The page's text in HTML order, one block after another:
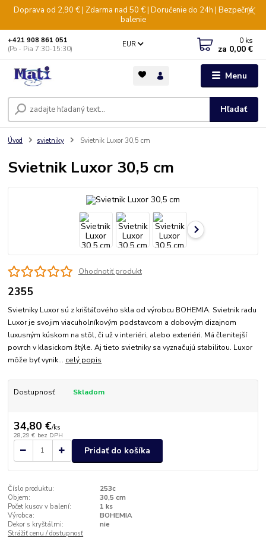
Doprava od 2,90 € | Zdarma nad 50 € | Doručenie do 24h | Bezpečné
balenie
Menu
EUR
Hľadať
+421 908 861 051
(Po - Pia 7:30-15:30)
0 ks
za 0,00 €
Úvod svietniky Svietnik Luxor 30,5 cm
Svietnik Luxor 30,5 cm
Ohodnotiť produkt
2355
Svietniky Luxor sú z krištáľového skla od výrobcu BOHEMIA. Svietnik radu
Luxor je svojim viacuholníkovým podstavcom a dobovým dizajnom
luxusným kúskom na stôl, či už v interiéri, alebo exteriéri. Má členitejší
povrch v klasickom štýle. Aj tieto svietniky sa vyznačujú stabilitou. Luxor
môže byť vynik... celý popis
Dostupnosť Skladom
34,80 €/ks
28,29 € bez DPH
Pridať do košíka
Číslo produktu:
253c
Objem:
30,5 cm
Počet kusov v balení:
1 ks
Výrobca:
BOHEMIA
Dekor s kryštálmi:
nie
Strážiť cenu / dostupnosť